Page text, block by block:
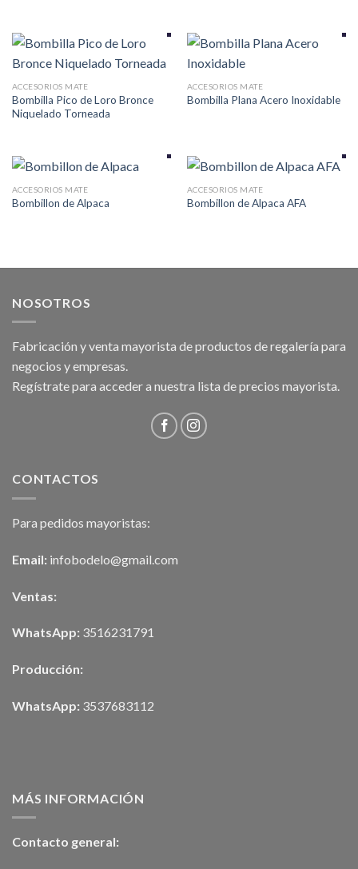
ACCESORIOS MATE
Bombilla Pico de Loro Bronce
Niquelado Torneada
ACCESORIOS MATE
Bombilla Plana Acero Inoxidable
ACCESORIOS MATE
Bombillon de Alpaca
ACCESORIOS MATE
Bombillon de Alpaca AFA
NOSOTROS
Fabricación y venta mayorista de productos de regalería para
negocios y empresas.
Regístrate para acceder a nuestra lista de precios mayorista.
CONTACTOS
Para pedidos mayoristas:
Email: infobodelo@gmail.com
Ventas:
WhatsApp: 3516231791
Producción:
WhatsApp: 3537683112
MÁS INFORMACIÓN
Contacto general: